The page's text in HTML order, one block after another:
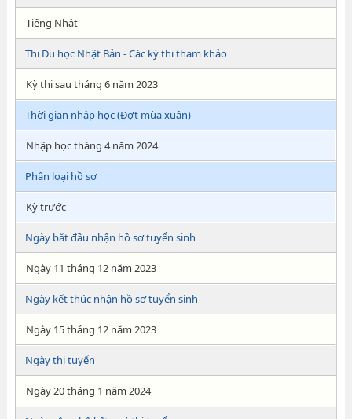
Tiếng Nhật
Thi Du học Nhật Bản - Các kỳ thi tham khảo
Kỳ thi sau tháng 6 năm 2023
Thời gian nhập học (Đợt mùa xuân)
Nhập học tháng 4 năm 2024
Phân loại hồ sơ
Kỳ trước
Ngày bắt đầu nhận hồ sơ tuyển sinh
Ngày 11 tháng 12 năm 2023
Ngày kết thúc nhận hồ sơ tuyển sinh
Ngày 15 tháng 12 năm 2023
Ngày thi tuyển
Ngày 20 tháng 1 năm 2024